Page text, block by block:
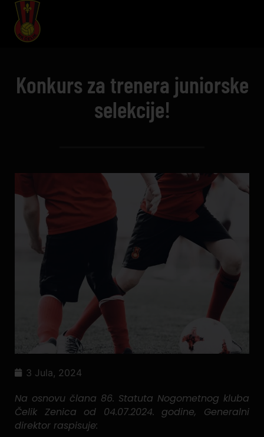
Konkurs za trenera juniorske
selekcije!
3 Jula, 2024
Na osnovu člana 86. Statuta Nogometnog kluba
Čelik Zenica od 04.07.2024. godine, Generalni
direktor raspisuje: